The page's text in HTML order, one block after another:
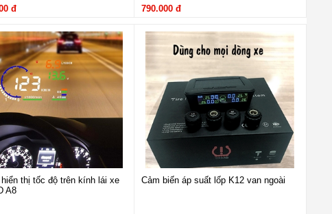
Kona.
cũ và với công nghệ tản nhiệt sử dụng ống đồng để cải thiện hiệu suất
sáng.
đ 790.000 đ
thị tốc độ trên kính lái xe
A8
Cảm biến áp suất lốp K12 van ngoài